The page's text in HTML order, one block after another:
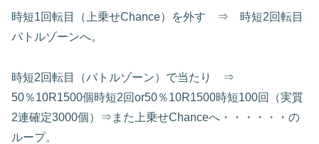
時短1回転目（上乗せChance）を外す ⇒ 時短2回転目
バトルゾーンへ。
時短2回転目（バトルゾーン）で当たり ⇒
50％10R1500個時短2回or50％10R1500時短100回（実質
2連確定3000個）⇒また上乗せChanceへ・・・・・・の
ループ。